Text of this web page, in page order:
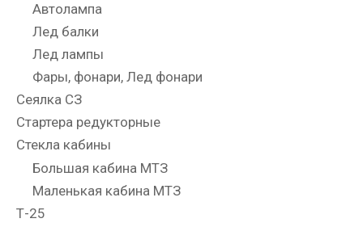
Автолампа
Лед балки
Лед лампы
Фары, фонари, Лед фонари
Сеялка СЗ
Стартера редукторные
Стекла кабины
Большая кабина МТЗ
Маленькая кабина МТЗ
Т-25